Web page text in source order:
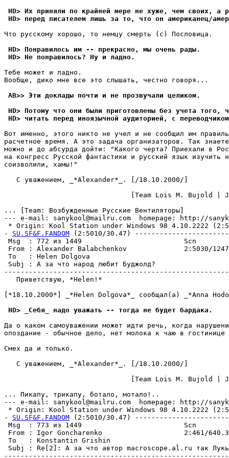
HD> Их приняли по крайней мере не хуже, чем своих, а
HD> перед писателем лишь за то, что он американец/
Что русскому хорошо, то немцу смерть (с) Пословица.
HD> Понравилось им -- прекрасно, мы очень рады.
HD> Не понравилось? Ну и ладно.
Тебе может и ладно.
Вообще, дико мне все это слышать, честно говоря...
AB>> Эти доклады почти и не прозвучали целиком.
HD> Потому что они были приготовлены без учета того,
HD> читать перед иноязычной аудиторией, с
Вот именно, этого никто не учел и не сообщил им
расчетное время. А это задача организаторов. Так
можно и до абсурда дойти: "Какого черта? Приехали в
на конгресс Русской фантастики и русский язык изучить
соизволили, хамы!"
   С уважением, _*Alexander*_. [/18.10.2000/]
[Team Lois M. Bujold |
... [Team: Возбужденные Русские Вентиляторы]
--- e-mail: sanykool@mailru.com  homepage: http://
* Origin: Kool Station under Windows 98 4.10.2222
- SU.SF&F.FANDOM (2:5010/30.47)
Msg  : 772 из 1449
From : Alexander Balabchenkov              2:5030/
To   : Helen Dolgova
Subj : А за что народ
   Приветствую, *Helen!*
[*18.10.2000*] _*Helen Dolgova*_ сообщал(а) _*Anna
HD> _Себя_ надо уважать -- тогда не будет бардака.
Да о каком самоуважении может идти речь, когда
опоздание - обычное дело, нет молока к чаю в
Смех да и только.
   С уважением, _*Alexander*_. [/18.10.2000/]
[Team Lois M. Bujold |
... Пикапу, трикапу, ботало, мотало!..
--- e-mail: sanykool@mailru.com  homepage: http://
* Origin: Kool Station under Windows 98 4.10.2222
- SU.SF&F.FANDOM (2:5010/30.47)
Msg  : 773 из 1449
From : Igor Goncharenko                    2:461/
To   : Konstantin Grishin
Subj : Re[2]: А за что автор macroscope.al.ru